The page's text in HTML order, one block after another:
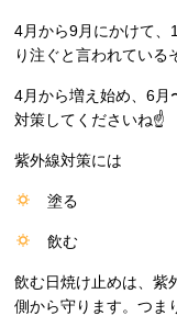
4月から9月にかけて、
り注ぐと言われている
4月から増え始め、6月
対策してくださいね☝️
紫外線対策には
塗る
飲む
飲む日焼け止めは、紫
側から守ります。つま